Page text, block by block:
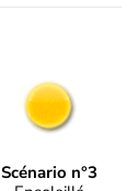
Scénario n°3